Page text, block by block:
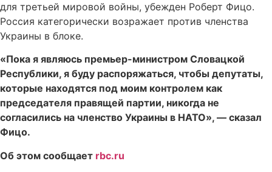
для третьей мировой войны, убежден Роберт Фицо.
Россия категорически возражает против членства
Украины в блоке.
«Пока я являюсь премьер-министром Словацкой
Республики, я буду распоряжаться, чтобы депутаты,
которые находятся под моим контролем как
председателя правящей партии, никогда не
согласились на членство Украины в НАТО», — сказал
Фицо.
Об этом сообщает rbc.ru